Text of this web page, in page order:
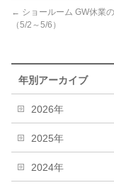
← ショールーム GW休業
（5/2～5/6）
年別アーカイブ
2026年
2025年
2024年